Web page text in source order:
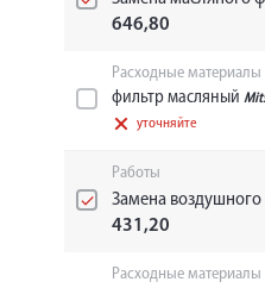
646,80
Расходные материалы
фильтр масляный
уточняйте
Работы
Замена воздушного
431,20
Расходные материалы